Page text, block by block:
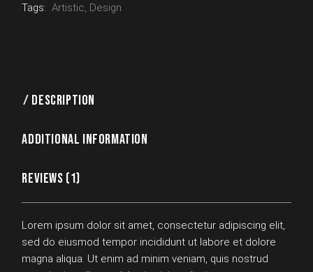
Tags: Artistic, Design
DESCRIPTION
ADDITIONAL INFORMATION
REVIEWS (1)
Lorem ipsum dolor sit amet, consectetur adipiscing elit,
sed do eiusmod tempor incididunt ut labore et dolore
magna aliqua. Ut enim ad minim veniam, quis nostrud